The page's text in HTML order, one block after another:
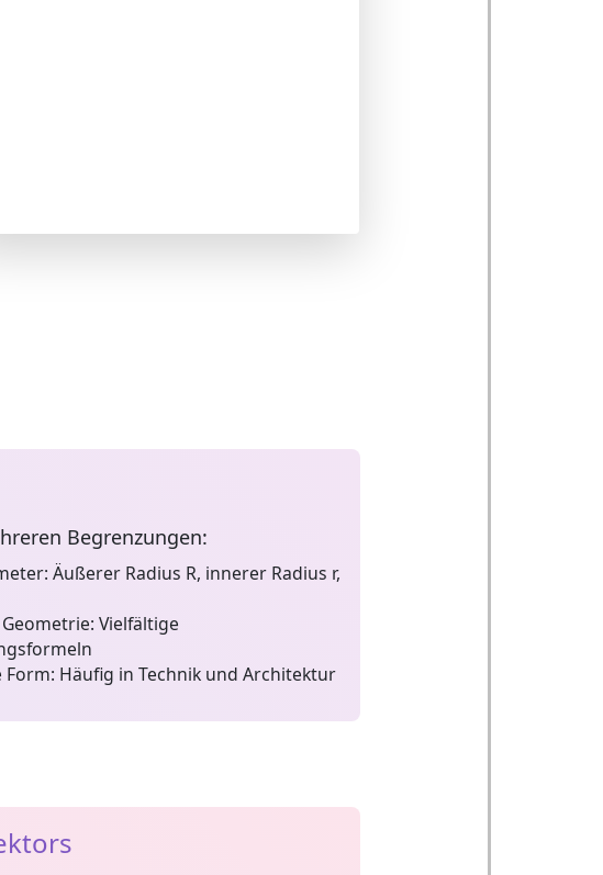
Begrenzungen:
Äußerer Radius R, innerer Radius r,
Vielfältige
Form: Häufig in Technik und Architektur